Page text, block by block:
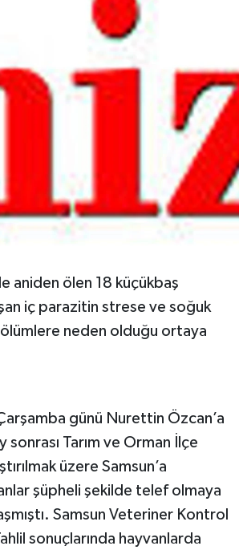
aniden ölen 18 küçükbaş
iç parazitin strese ve soğuk
ölümlere neden olduğu ortaya
günü Nurettin Özcan’a
Tarım ve Orman İlçe
üzere Samsun’a
şüpheli şekilde telef olmaya
Samsun Veteriner Kontrol
sonuçlarında hayvanlarda